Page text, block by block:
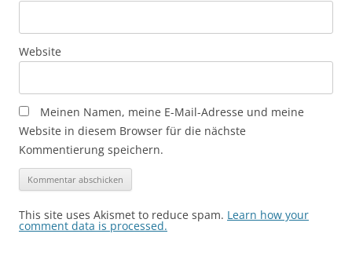
Website
Meinen Namen, meine E-Mail-Adresse und meine
Website in diesem Browser für die nächste
Kommentierung speichern.
This site uses Akismet to reduce spam. Learn how your
comment data is processed.